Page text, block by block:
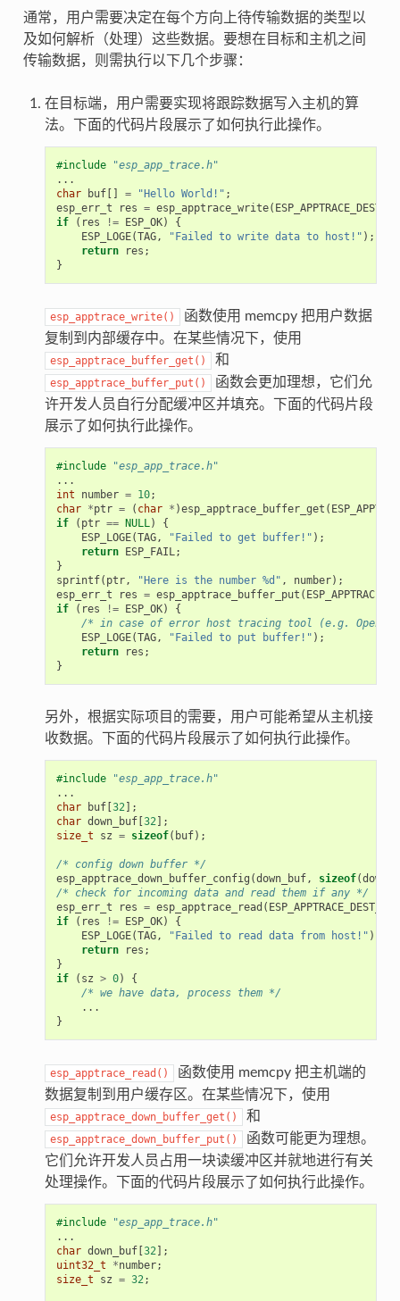
通常，用户需要决定在每个方向上待传输数据的类型以
及如何解析（处理）这些数据。要想在目标和主机之间
传输数据，则需执行以下几个步骤：
在目标端，用户需要实现将跟踪数据写入主机的算
法。下面的代码片段展示了如何执行此操作。
#include
"esp_app_trace.h"
...
char
buf[] = "Hello World!" ;
esp_err_t
res = esp_apptrace_write(
if
( res != ESP_OK)
{
ESP_LOGE(TAG, "Failed to write data to host!" );
return
res ;
}
esp_apptrace_write()
函数使用 memcpy 把用户数据
复制到内部缓存中。在某些情况下，使用
esp_apptrace_buffer_get() 和
esp_apptrace_buffer_put()
函数会更加理想，它们允
许开发人员自行分配缓冲区并填充。下面的代码片段
展示了如何执行此操作。
#include
"esp_app_trace.h"
...
int
number = 10;
char *ptr = ( char * )esp_apptrace_buffer_get (
if
( ptr == NULL)
{
ESP_LOGE(TAG, "Failed to get buffer!" );
return
ESP_FAIL;
}
sprintf( ptr, "Here is the number %d" , number);
esp_err_t
res = esp_apptrace_buffer_put (
if
( res != ESP_OK)
{
/* in case of error host tracing tool (e.g.
ESP_LOGE(TAG, "Failed to put buffer!" );
return
res ;
}
另外，根据实际项目的需要，用户可能希望从主机接
收数据。下面的代码片段展示了如何执行此操作。
#include
"esp_app_trace.h"
...
char
buf[ 32];
char down_buf[ 32];
size_t
sz = sizeof( buf);
/* config down buffer */
esp_apptrace_down_buffer_config (down_buf, sizeof(
/* check for incoming data and read them if any */
esp_err_t
res = esp_apptrace_read (
if
( res != ESP_OK)
{
ESP_LOGE(TAG, "Failed to read data from host!" );
return
res ;
}
if
( sz > 0)
{
/* we have data, process them */
...
}
esp_apptrace_read()
函数使用 memcpy 把主机端的
数据复制到用户缓存区。在某些情况下，使用
esp_apptrace_down_buffer_get() 和
esp_apptrace_down_buffer_put()
函数可能更为理想。
它们允许开发人员占用一块读缓冲区并就地进行有关
处理操作。下面的代码片段展示了如何执行此操作。
#include
"esp_app_trace.h"
...
char down_buf[ 32];
uint32_t
*number;
size_t
sz = 32;